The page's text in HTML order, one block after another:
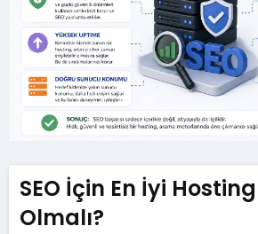
r
e
s
i
SEO İçin En İyi
Olmalı?​